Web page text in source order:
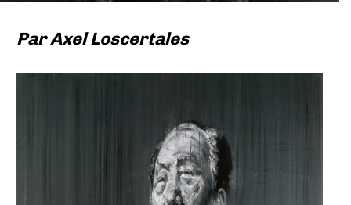
ParAxel Loscertales